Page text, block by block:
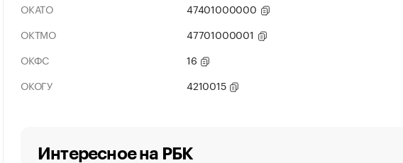
ОКАТО
47401000000
ОКТМО
47701000001
ОКФС
16
ОКОГУ
4210015
Интересное на РБК